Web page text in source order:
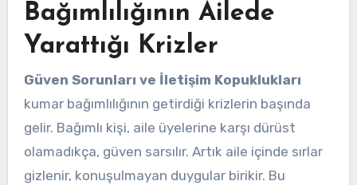
Bağımlılığının Ailede
Yarattığı Krizler
Güven Sorunları ve İletişim Kopuklukları
kumar bağımlılığının getirdiği krizlerin başında
gelir. Bağımlı kişi, aile üyelerine karşı dürüst
olamadıkça, güven sarsılır. Artık aile içinde sırlar
gizlenir, konuşulmayan duygular birikir. Bu